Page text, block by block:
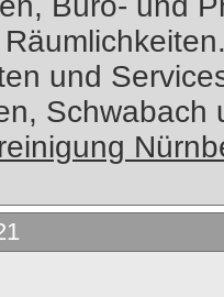
und
Schwabach